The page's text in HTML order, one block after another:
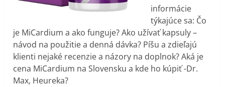
informácie
týkajúce sa: Čo
je MiCardium a ako funguje? Ako užívať kapsuly –
návod na použitie a denná dávka? Píšu a zdieľajú
klienti nejaké recenzie a názory na doplnok? Aká je
cena MiCardium na Slovensku a kde ho kúpiť -Dr.
Max, Heureka?